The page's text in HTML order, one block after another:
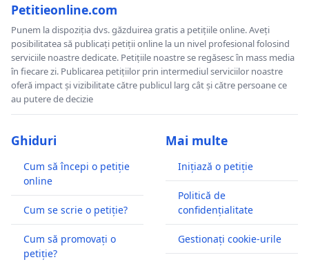
Petitieonline.com
Punem la dispoziția dvs. găzduirea gratis a petițiile online. Aveți
posibilitatea să publicați petiții online la un nivel profesional folosind
serviciile noastre dedicate. Petițiile noastre se regăsesc în mass media
în fiecare zi. Publicarea petițiilor prin intermediul serviciilor noastre
oferă impact și vizibilitate către publicul larg cât și către persoane ce
au putere de decizie
Ghiduri
Cum să începi o petiție
online
Cum se scrie o petiție?
Cum să promovați o
petiție?
Mai multe
Inițiază o petiție
Politică de
confidențialitate
Gestionați cookie-urile